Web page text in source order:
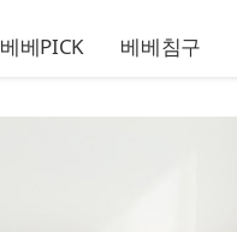
베베PICK 베베침구